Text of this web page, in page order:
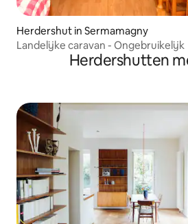
Herdershut in Sermamagny
Landelijke caravan - Ongebruikelijk
Herdershutten